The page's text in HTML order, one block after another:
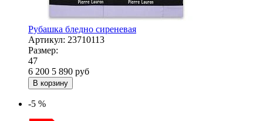
Рубашка бледно сиреневая
Артикул: 23710113
Размер:
47
6 200 5 890 руб
В корзину
-5 %